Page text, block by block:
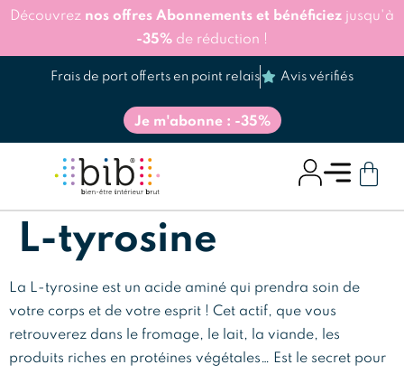
Découvrez nos offres Abonnements et bénéficiez jusqu'à
-35% de réduction !
Frais de port offerts en point relais Avis vérifiés
Je m'abonne : -35%
L-tyrosine
La L-tyrosine est un acide aminé qui prendra soin de
votre corps et de votre esprit ! Cet actif, que vous
retrouverez dans le fromage, le lait, la viande, les
produits riches en protéines végétales… Est le secret pour